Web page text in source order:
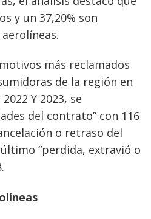
y un 37,20% son
más reclamados
de la región en
Y 2023, se
del contrato” con 116
o retraso del
“perdida, extravió o